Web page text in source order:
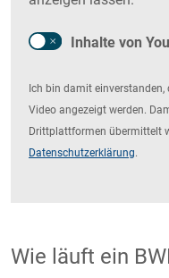
Inhalte von
Ich bin damit
Video angezeigt werden.
Drittplattformen übermittelt
Datenschutzerklärung.
Wie läuft ein